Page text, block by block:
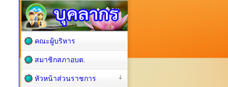
คณะผู้บริหาร
สมาชิกสภาอบต.
หัวหน้าส่วนราชการ